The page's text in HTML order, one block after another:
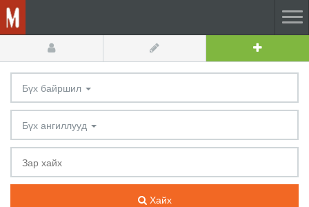
Бүх байршил
Бүх ангиллууд
Хайх